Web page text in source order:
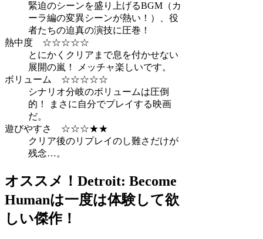
緊迫のシーンを盛り上げるBGM（カ
ーラ編の変異シーンが熱い！）、役
者たちの迫真の演技に圧巻！
熱中度 ☆☆☆☆☆
とにかくクリアまで息を付かせない
展開の嵐！ メッチャ楽しいです。
ボリューム ☆☆☆☆☆
シナリオ分岐のボリュームは圧倒
的！ まさに自分でプレイする映画
だ。
遊びやすさ ☆☆☆★★
クリア後のリプレイのし難さだけが
残念…。
オススメ！Detroit: Become
Humanは一度は体験して欲
しい傑作！